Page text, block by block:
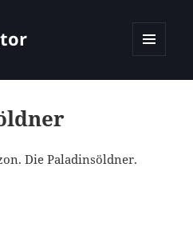
Die Paladinsöldner.